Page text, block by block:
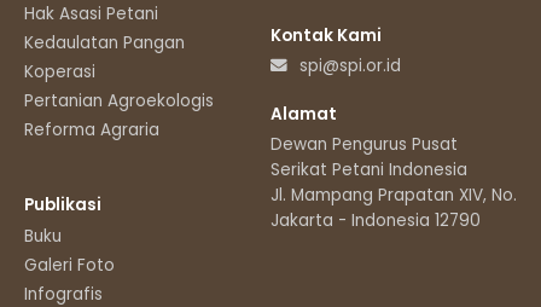
Hak Asasi Petani
Kedaulatan Pangan
Koperasi
Pertanian Agroekologis
Reforma Agraria
Publikasi
Buku
Galeri Foto
Infografis
Kontak Kami
spi@spi.or.id
Alamat
Dewan Pengurus Pusat
Serikat Petani Indonesia
Jl. Mampang Prapatan XIV, No.11
Jakarta - Indonesia 12790